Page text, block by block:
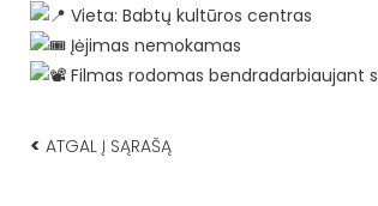
Vieta: Babtų kultūros centras
Įėjimas nemokamas
Filmas rodomas bendradarbiaujant
< ATGAL Į SĄRAŠĄ